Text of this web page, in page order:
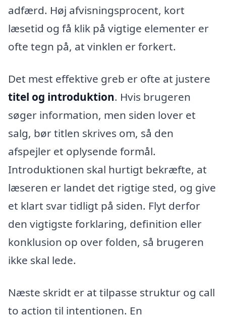
adfærd. Høj afvisningsprocent, kort
læsetid og få klik på vigtige elementer er
ofte tegn på, at vinklen er forkert.
Det mest effektive greb er ofte at justere
titel og introduktion. Hvis brugeren
søger information, men siden lover et
salg, bør titlen skrives om, så den
afspejler et oplysende formål.
Introduktionen skal hurtigt bekræfte, at
læseren er landet det rigtige sted, og give
et klart svar tidligt på siden. Flyt derfor
den vigtigste forklaring, definition eller
konklusion op over folden, så brugeren
ikke skal lede.
Næste skridt er at tilpasse struktur og call
to action til intentionen. En